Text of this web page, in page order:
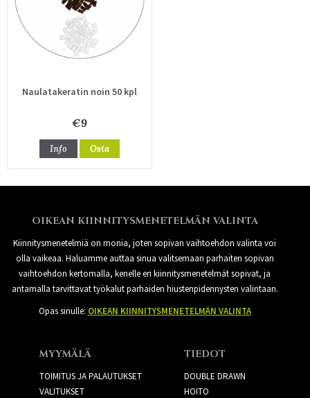
Naulatakeratin noin 50 kpl
€9
Info Osta
OIKEAN KIINNITYSMENETELMÄN VALINTA
Kiinnitysmenetelmiä on monia, joten sopivan vaihtoehdon valinta voi
olla vaikeaa. Haluamme auttaa sinua valitsemaan parhaiten sopivan
vaihtoehdon kertomalla, kenelle eri kiinnitysmenetelmät sopivat, ja
antamalla tarvittavat työkalut parhaiden hiustenpidennysten valintaan.
Opas sinulle: OIKEAN KIINNITYSMENETELMÄN VALINTA
MYYMÄLÄ
TOIMITUS JA PALAUTUKSET
VALITUKSET
TIEDOT
DOUBLE DRAWN
HOITO